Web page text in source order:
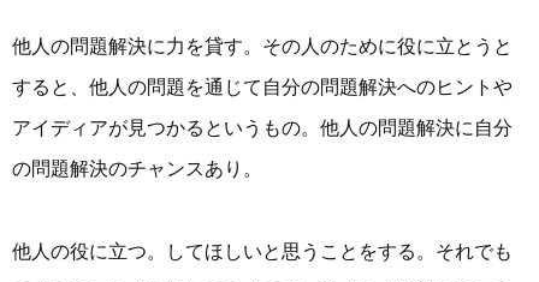
他人の問題解決に力を貸す。その人のために役に立とうと
すると、他人の問題を通じて自分の問題解決へのヒントや
アイディアが見つかるというもの。他人の問題解決に自分
の問題解決のチャンスあり。
他人の役に立つ。してほしいと思うことをする。それでも